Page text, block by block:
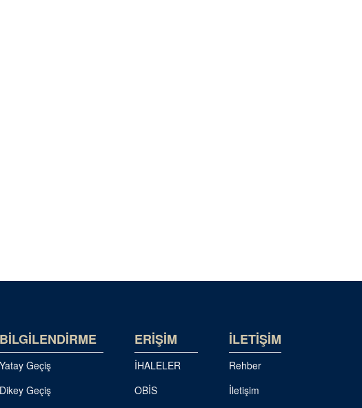
BİLGİLENDİRME
Yatay Geçiş
Dikey Geçiş
ERİŞİM
İHALELER
OBİS
İLETİŞİM
Rehber
İletişim